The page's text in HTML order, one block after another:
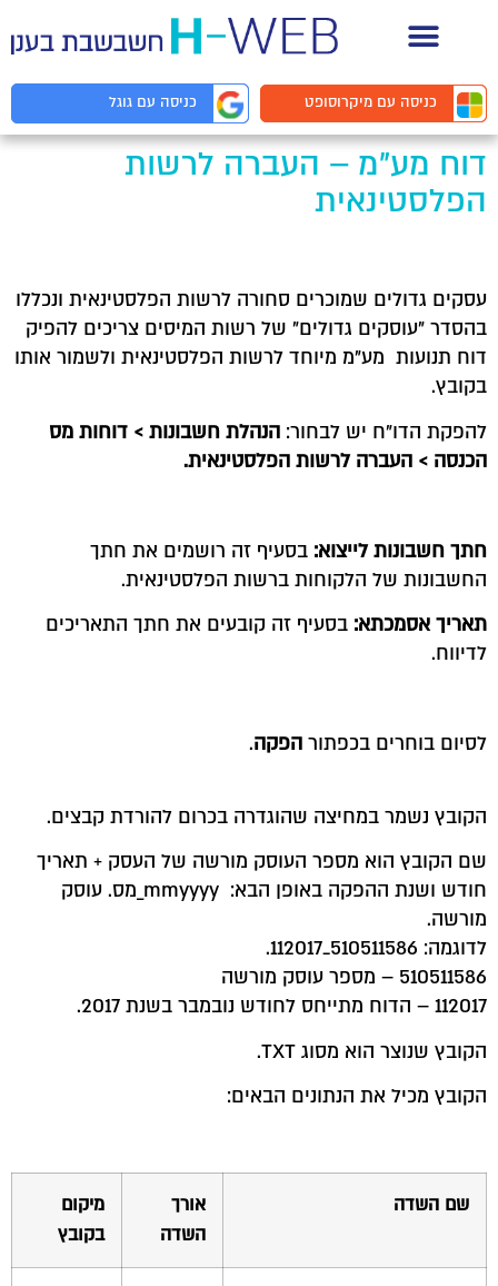
כניסה עםמיקרוסופט כניסה עם גוגל
דוח מע"מ – העברה לרשות
הפלסטינאית
עסקים גדולים שמוכרים סחורה לרשות הפלסטינאית ונכללו
בהסדר "עוסקים גדולים" של רשות המיסים צריכים להפיק
דוח תנועות מע"מ מיוחד לרשות הפלסטינאית ולשמור אותו
בקובץ.
להפקת הדו"ח יש לבחור: הנהלת חשבונות > דוחות מס
הכנסה > העברה לרשות הפלסטינאית.
חתך חשבונות לייצוא: בסעיף זה רושמים את חתך
החשבונות של הלקוחות ברשות הפלסטינאית.
תאריך אסמכתא: בסעיף זה קובעים את חתך התאריכים
לדיווח.
לסיום בוחרים בכפתור הפקה.
הקובץ נשמר במחיצה שהוגדרה בכרום להורדת קבצים.
שם הקובץ הוא מספר העוסק מורשה של העסק + תאריך
חודש ושנת ההפקה באופן הבא: mmyyyy_מס. עוסק
מורשה.
לדוגמה: 510511586_112017.
510511586 – מספר עוסק מורשה
112017 – הדוח מתייחס לחודש נובמבר בשנת 2017.
הקובץ שנוצר הוא מסוג TXT.
הקובץ מכיל את הנתונים הבאים:
שם השדה
אורך
השדה
מיקום
בקובץ